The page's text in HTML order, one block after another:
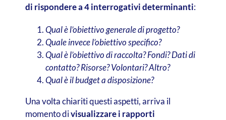
di rispondere a 4 interrogativi determinanti:
Qual è l’obiettivo generale di progetto?
Quale invece l’obiettivo specifico?
Qual è l’obiettivo di raccolta? Fondi? Dati di
contatto? Risorse? Volontari? Altro?
Qual è il budget a disposizione?
Una volta chiariti questi aspetti, arriva il
momento divisualizzare i rapporti